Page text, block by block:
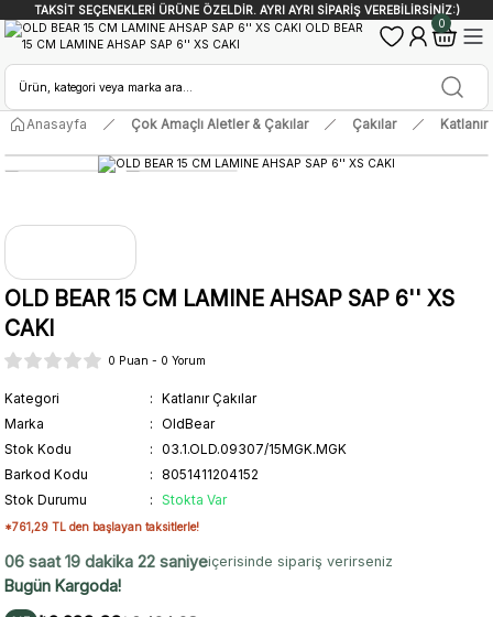
TAKSİT SEÇENEKLERİ ÜRÜNE ÖZELDİR. AYRI AYRI SİPARİŞ VEREBİLİRSİNİZ:)
0
Anasayfa Çok Amaçlı Aletler & Çakılar Çakılar Katlanır
OLD BEAR 15 CM LAMINE AHSAP SAP 6'' XS
CAKI
0 Puan - 0 Yorum
Kategori
Katlanır Çakılar
Marka
OldBear
Stok Kodu
03.1.OLD.09307/15MGK.MGK
Barkod Kodu
8051411204152
Stok Durumu
Stokta Var
*761,29 TL den başlayan taksitlerle!
06 saat 19 dakika 22 saniyeiçerisinde sipariş verirseniz
Bugün Kargoda!